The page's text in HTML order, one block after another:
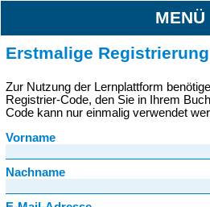
MENÜ
Erstmalige Registrierung
Zur Nutzung der Lernplattform
Registrier-Code, den Sie in Ihrem
Code kann nur einmalig verwendet
Vorname
Nachname